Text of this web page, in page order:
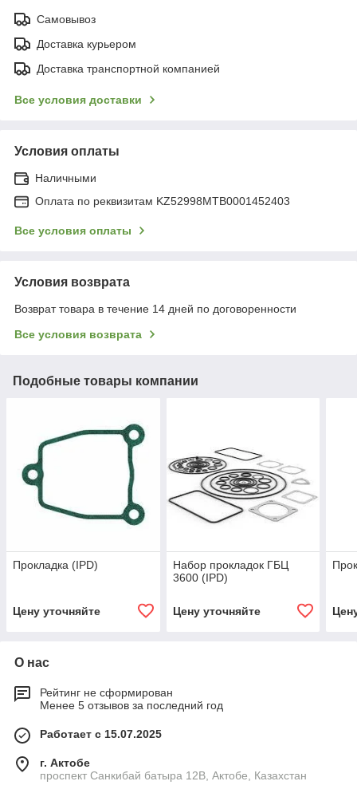
Самовывоз
Доставка курьером
Доставка транспортной компанией
Все условия доставки
Условия оплаты
Наличными
Оплата по реквизитам KZ52998MTB0001452403
Все условия оплаты
Условия возврата
Возврат товара в течение 14 дней по договоренности
Все условия возврата
Подобные товары компании
Прокладка (IPD)
Цену уточняйте
Набор прокладок ГБЦ
3600 (IPD)
Цену уточняйте
О нас
Рейтинг не сформирован
Менее 5 отзывов за последний год
Работает с 15.07.2025
г. Актобе
проспект Санкибай батыра 12В, Актобе, Казахстан